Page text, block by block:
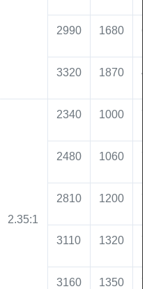
2990 1680
3320 1870
2.35:1
2340 1000
2480 1060
2810 1200
3110 1320
3160 1350